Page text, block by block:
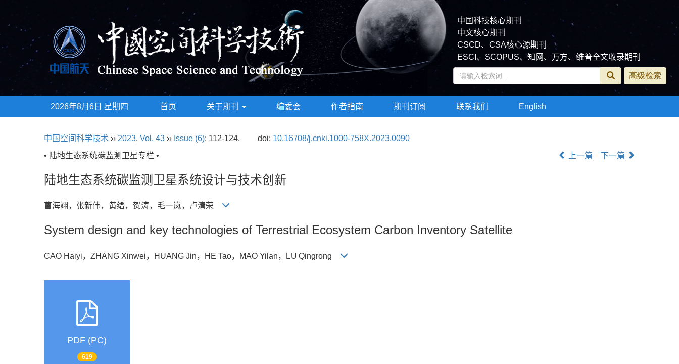
中国科技核心期刊
中文核心期刊
CSCD、CSA核心源期刊
ESCI、SCOPUS、知网、万方、维普全文收录期刊
2026年8月6日 星期四 首页 关于期刊 编委会 作者指南 期刊订阅 联系我们 English
中国空间科学技术 ›› 2023, Vol. 43 ›› Issue (6): 112-124. doi: 10.16708/j.cnki.1000-758X.2023.0090
• 陆地生态系统碳监测卫星专栏 •
上一篇 下一篇
陆地生态系统碳监测卫星系统设计与技术创新
曹海翊，张新伟，黄缙，贺涛，毛一岚，卢清荣
System design and key technologies of Terrestrial Ecosystem Carbon Inventory Satellite
CAO Haiyi，ZHANG Xinwei，HUANG Jin，HE Tao，MAO Yilan，LU Qingrong
PDF (PC)
619